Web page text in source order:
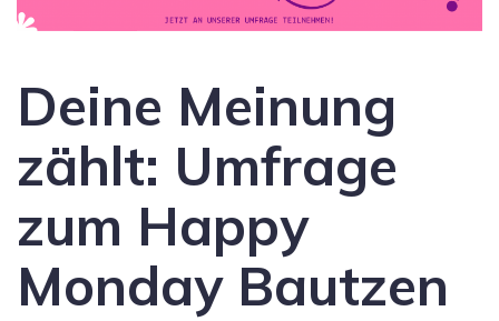
Deine Meinung
zählt: Umfrage
zum Happy
Monday Bautzen